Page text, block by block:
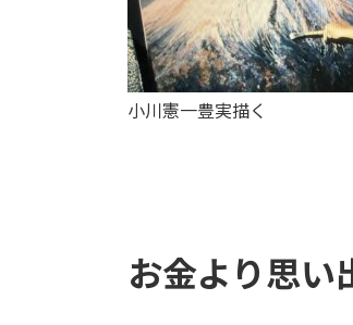
小川憲一豊実描く
お金より思い